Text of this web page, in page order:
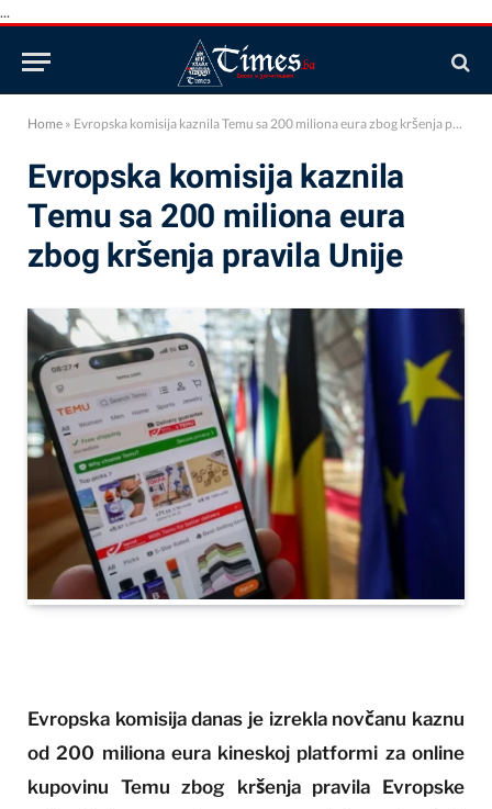
...
Home » Evropska komisija kaznila Temu sa 200 miliona eura zbog kršenja pravila Unije
Evropska komisija kaznila
Temu sa 200 miliona eura
zbog kršenja pravila Unije
Evropska komisija danas je izrekla novčanu kaznu
od 200 miliona eura kineskoj platformi za online
kupovinu Temu zbog kršenja pravila Evropske